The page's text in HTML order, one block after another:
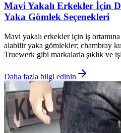
Mavi Yakalı Erkekler İçin
Yaka Gömlek Seçenekleri
Mavi yakalı erkekler için iş
alabilir yaka gömlekler; chambray
Truewerk gibi markalarla şıklık ve
Daha fazla bilgi edinin